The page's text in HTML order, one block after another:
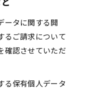
ータに関する開
るご請求について
確認させていただ
る保有個人データ